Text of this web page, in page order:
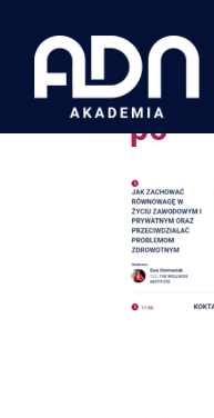
content
p6